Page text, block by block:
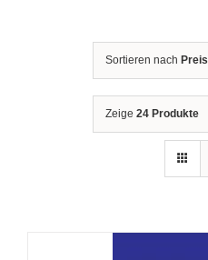
Sortieren nach Preis
Zeige 24 Produkte